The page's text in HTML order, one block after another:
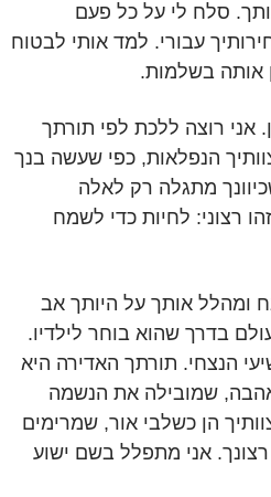
סלח לי על כל פעם
עבורי. למד אותי לבטוח
אותה בשלמות.
אני רוצה ללכת לפי תורתך
הנפלאות, כפי שעשה בנך
מתגלה רק לאלה
רצוני: לחיות כדי לשמח
ומהלל אותך על היותך אב
בדרך שהוא בוחר לילדיו.
הנצחי. תורתך האדירה היא
שמובילה את הנשמה
הן כשלבי אור, שמרימים
אני מתפלל בשם ישוע